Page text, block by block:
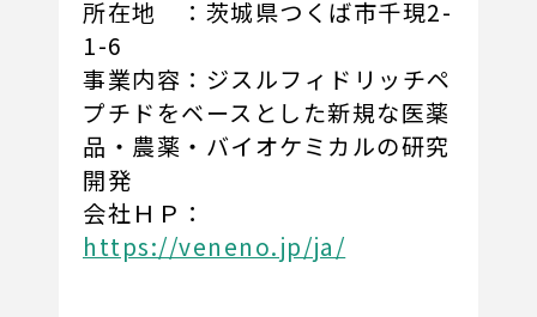
所在地 ：茨城県つくば市千現2-
1-6
事業内容：ジスルフィドリッチペ
プチドをベースとした新規な医薬
品・農薬・バイオケミカルの研究
開発
会社ＨＰ：
https://veneno.jp/ja/